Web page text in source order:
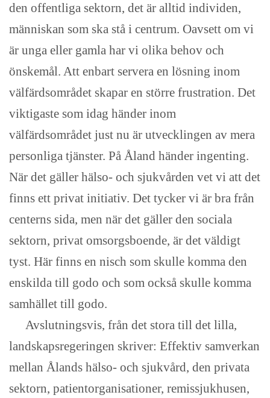
den offentliga sektorn, det är alltid individen,
människan som ska stå i centrum. Oavsett om vi
är unga eller gamla har vi olika behov och
önskemål. Att enbart servera en lösning inom
välfärdsområdet skapar en större frustration. Det
viktigaste som idag händer inom
välfärdsområdet just nu är utvecklingen av mera
personliga tjänster. På Åland händer ingenting.
När det gäller hälso- och sjukvården vet vi att det
finns ett privat initiativ. Det tycker vi är bra från
centerns sida, men när det gäller den sociala
sektorn, privat omsorgsboende, är det väldigt
tyst. Här finns en nisch som skulle komma den
enskilda till godo och som också skulle komma
samhället till godo.
Avslutningsvis, från det stora till det lilla,
landskapsregeringen skriver: Effektiv samverkan
mellan Ålands hälso- och sjukvård, den privata
sektorn, patientorganisationer, remissjukhusen,